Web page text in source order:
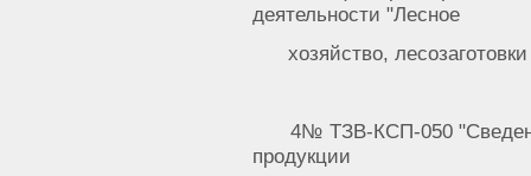
деятельности "Лесное
хозяйство,
4№ ТЗВ-КСП-050
продукции